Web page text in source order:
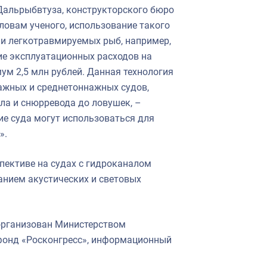
конструкторского бюро
ученого, использование такого
легкотравмируемых рыб, например,
эксплуатационных расходов на
2,5 млн рублей. Данная технология
и среднетоннажных судов,
и снюрревода до ловушек, –
суда могут использоваться для
на судах с гидроканалом
акустических и световых
Министерством
«Росконгресс», информационный